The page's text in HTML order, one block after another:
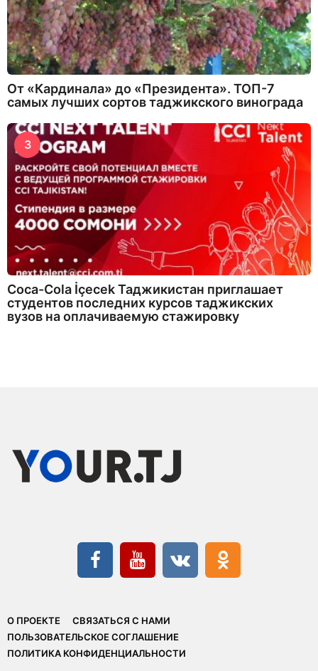
От «Кардинала» до «Президента». ТОП-7
самых лучших сортов таджикского винограда
3
Coca-Cola İçecek Таджикистан приглашает
студентов последних курсов таджикских
вузов на оплачиваемую стажировку
О ПРОЕКТЕ
СВЯЗАТЬСЯ С НАМИ
ПОЛЬЗОВАТЕЛЬСКОЕ СОГЛАШЕНИЕ
ПОЛИТИКА КОНФИДЕНЦИАЛЬНОСТИ